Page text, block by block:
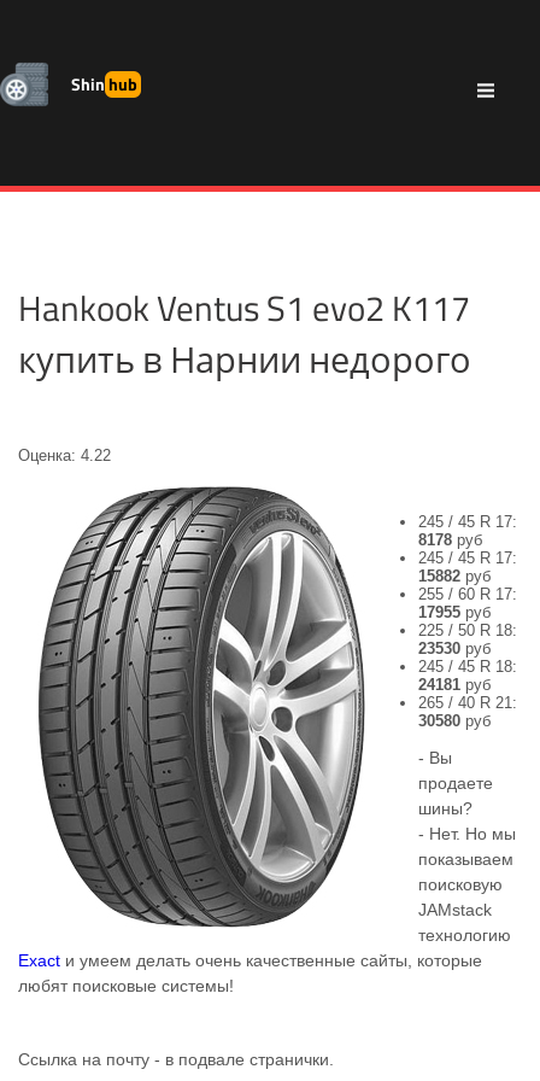
Shinhub
Hankook Ventus S1 evo2 K117
купить в Нарнии недорого
Оценка: 4.22
245 / 45 R 17:
8178 руб
245 / 45 R 17:
15882 руб
255 / 60 R 17:
17955 руб
225 / 50 R 18:
23530 руб
245 / 45 R 18:
24181 руб
265 / 40 R 21:
30580 руб
- Вы
продаете
шины?
- Нет. Но мы
показываем
поисковую
JAMstack
технологию
Exact и умеем делать очень качественные сайты, которые
любят поисковые системы!
Ссылка на почту - в подвале странички.